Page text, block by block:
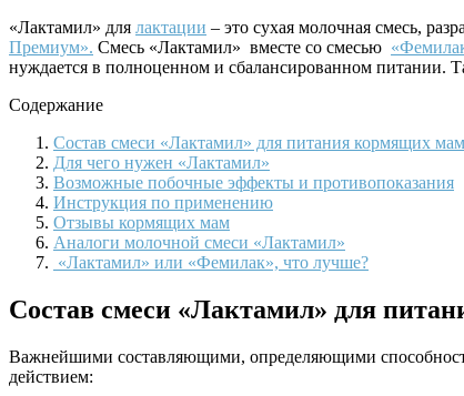
«Лактамил» для лактации – это сухая молочная смесь,
Премиум». Смесь «Лактамил» вместе со смесью
нуждается в полноценном и сбалансированном питании.
Содержание
Состав смеси «Лактамил» для питания кормящих мам
Для чего нужен «Лактамил»
Возможные побочные эффекты и противопоказания
Инструкция по применению
Отзывы кормящих мам
Аналоги молочной смеси «Лактамил»
«Лактамил» или «Фемилак», что лучше?
Состав смеси «Лактамил» для
Важнейшими составляющими, определяющими
действием: